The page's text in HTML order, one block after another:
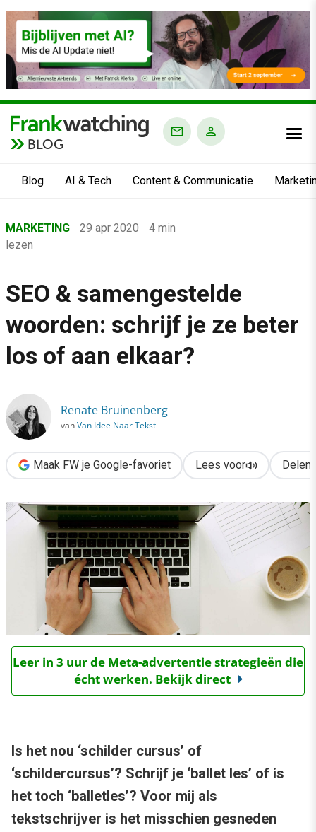
BLOG
Blog AI & Tech Content & Communicatie
›
Marketing
›
SEO & samengestelde woorden: schrijf je ze beter los of aan
MARKETING 29 apr 2020
4 min
lezen
SEO & samengestelde
woorden: schrijf je ze beter
los of aan elkaar?
Renate Bruinenberg
vanVan Idee Naar Tekst
Maak FW je Google-favoriet Lees voor Delen
Leer in 3 uur de Meta-advertentie strategieën die
écht werken. Bekijk direct
Is het nou ‘schilder cursus’ of
‘schildercursus’? Schrijf je ‘ballet les’ of is
het toch ‘balletles’? Voor mij als
tekstschrijver is het misschien gesneden